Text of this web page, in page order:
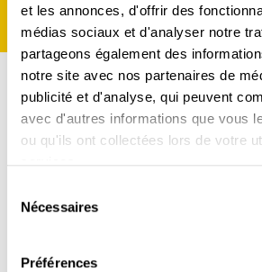
et les annonces, d'offrir des
médias sociaux et d'analyser notre
partageons également des
notre site avec nos partenaires de
publicité et d'analyse, qui peuvent
avec d'autres informations que vous
ou qu'ils ont collectées lors de votre
Nécessaires
Préférences